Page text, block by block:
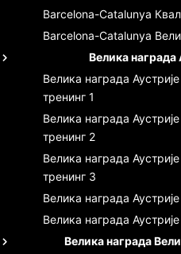
Barcelona-Catalunya
Barcelona-Catalunya
Велика награда
Велика награда Аустрије
тренинг 1
Велика награда Аустрије
тренинг 2
Велика награда Аустрије
тренинг 3
Велика награда Аустрије
Велика награда Аустрије
Велика награда